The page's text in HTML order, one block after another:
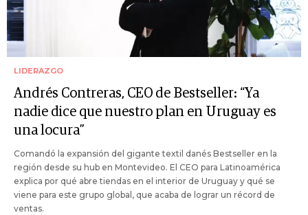
LIDERAZGO
Andrés Contreras, CEO de Bestseller: “Ya
nadie dice que nuestro plan en Uruguay es
una locura”
Comandó la expansión del gigante textil danés Bestseller en la
región desde su hub en Montevideo. El CEO para Latinoamérica
explica por qué abre tiendas en el interior de Uruguay y qué se
viene para este grupo global, que acaba de lograr un récord de
ventas.